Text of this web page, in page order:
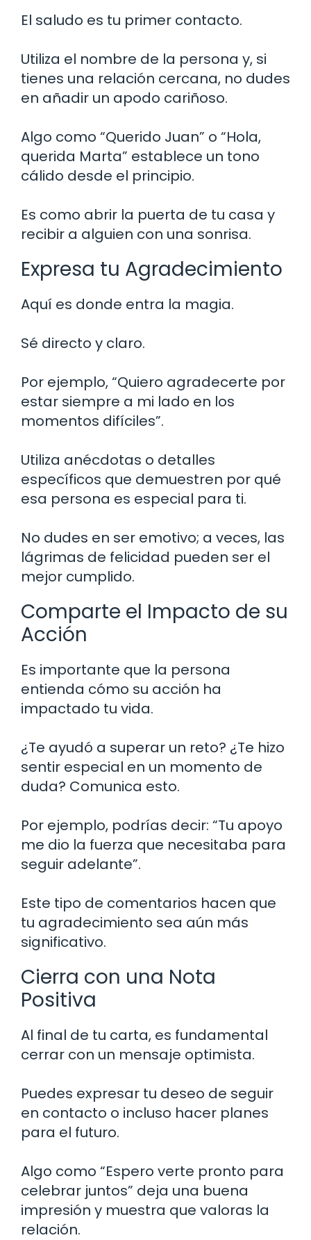
El saludo es tu primer contacto.
Utiliza el nombre de la persona y, si
tienes una relación cercana, no dudes
en añadir un apodo cariñoso.
Algo como “Querido Juan” o “Hola,
querida Marta” establece un tono
cálido desde el principio.
Es como abrir la puerta de tu casa y
recibir a alguien con una sonrisa.
Expresa tu Agradecimiento
Aquí es donde entra la magia.
Sé directo y claro.
Por ejemplo, “Quiero agradecerte por
estar siempre a mi lado en los
momentos difíciles”.
Utiliza anécdotas o detalles
específicos que demuestren por qué
esa persona es especial para ti.
No dudes en ser emotivo; a veces, las
lágrimas de felicidad pueden ser el
mejor cumplido.
Comparte el Impacto de su
Acción
Es importante que la persona
entienda cómo su acción ha
impactado tu vida.
¿Te ayudó a superar un reto? ¿Te hizo
sentir especial en un momento de
duda? Comunica esto.
Por ejemplo, podrías decir: “Tu apoyo
me dio la fuerza que necesitaba para
seguir adelante”.
Este tipo de comentarios hacen que
tu agradecimiento sea aún más
significativo.
Cierra con una Nota
Positiva
Al final de tu carta, es fundamental
cerrar con un mensaje optimista.
Puedes expresar tu deseo de seguir
en contacto o incluso hacer planes
para el futuro.
Algo como “Espero verte pronto para
celebrar juntos” deja una buena
impresión y muestra que valoras la
relación.